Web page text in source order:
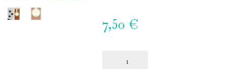
7,50 €